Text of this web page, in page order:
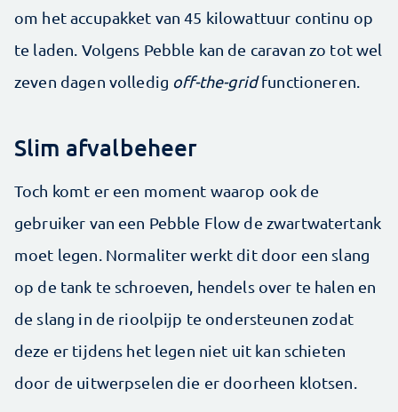
om het accupakket van 45 kilowattuur continu op
te laden. Volgens Pebble kan de caravan zo tot wel
zeven dagen volledig off-the-gridfunctioneren.
Slim afvalbeheer
Toch komt er een moment waarop ook de
gebruiker van een Pebble Flow de zwartwatertank
moet legen. Normaliter werkt dit door een slang
op de tank te schroeven, hendels over te halen en
de slang in de rioolpijp te ondersteunen zodat
deze er tijdens het legen niet uit kan schieten
door de uitwerpselen die er doorheen klotsen.